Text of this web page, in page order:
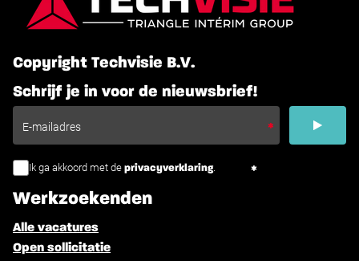
Copyright Techvisie B.V.
Schrijf je in voor de nieuwsbrief!
Ik ga akkoord met de privacyverklaring.
Werkzoekenden
Alle vacatures
Open sollicitatie